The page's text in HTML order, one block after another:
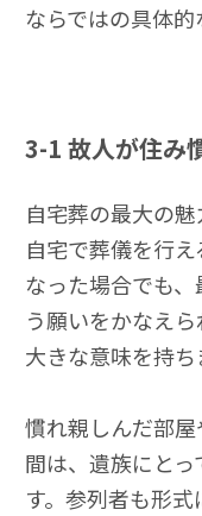
ならではの具体的
3-1 故人が住み
自宅葬の最大の
自宅で葬儀を行
なった場合でも
う願いをかなえ
大きな意味を持ち
慣れ親しんだ部
間は、遺族にと
す。参列者も形